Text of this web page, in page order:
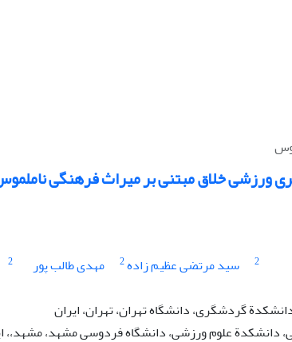
ورزشی خلاق مبتنی بر میراث فرهنگی
2 سید مرتضی عظیم زاده2 مهدی طالب پور 2
گردشگری، دانشگاه تهران، تهران، ایران
دانشکدة علوم ورزشی، دانشگاه فردوسی مشهد، مشهد،،